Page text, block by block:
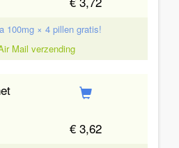
100mg × 4 pillen gratis!
Mail verzending
€ 3,62